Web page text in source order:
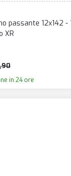
passante 12x142 -
XR
in 24 ore